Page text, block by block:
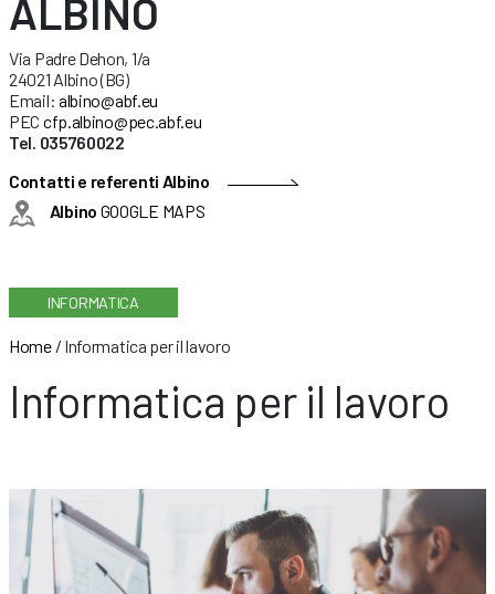
ALBINO
Via Padre Dehon, 1/a
24021 Albino (BG)
Email: albino@abf.eu
PEC cfp.albino@pec.abf.eu
Tel. 035760022
Contatti e referenti Albino
Albino GOOGLE MAPS
INFORMATICA
Home/ Informatica per il lavoro
Informatica per il lavoro